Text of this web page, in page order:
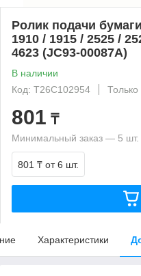
Ролик подачи
1910 / 1915 / 2525 /
4623 (JC93-00087A)
В наличии
Код: T26C102954
Только
801 ₸
Минимальный заказ — 5 шт.
801 ₸ от 6 шт.
Характеристики